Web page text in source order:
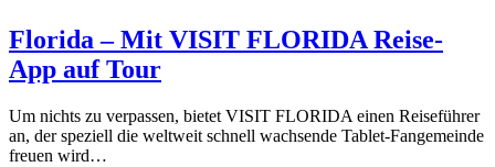
Florida – Mit VISIT FLORIDA Reise-
App auf Tour
Um nichts zu verpassen, bietet VISIT FLORIDA einen Reiseführer
an, der speziell die weltweit schnell wachsende Tablet-Fangemeinde
freuen wird…